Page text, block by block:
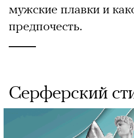
мужские плавки и
предпочесть.
Серферский